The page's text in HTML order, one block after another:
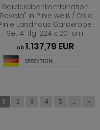
Garderobenkombination
in Pinie weiß / Oslo
Landhaus Garderobe
Set 4-tlg. 224 x 201 cm
ab 1.137,79 EUR
1 2 3 4 5 ... »